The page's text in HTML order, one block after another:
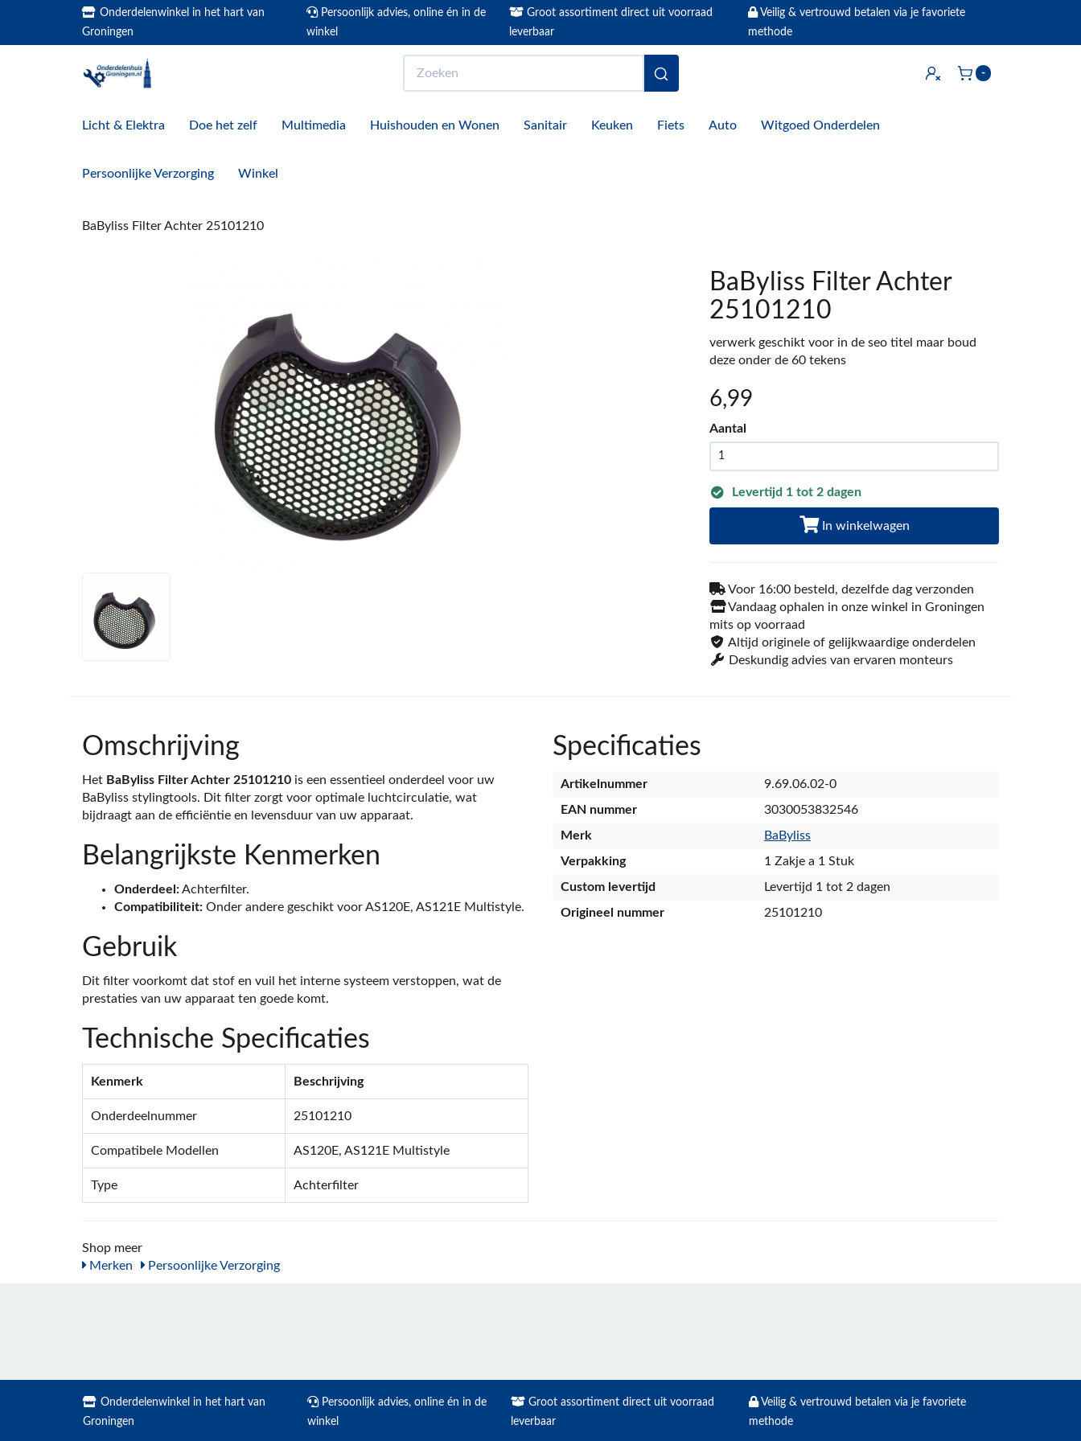
Onderdelenwinkel in het hart van
Groningen
Persoonlijk advies, online én in de
winkel
Groot assortiment direct uit voorraad
leverbaar
Veilig & vertrouwd betalen via je favoriete
methode
Inloggen -
Licht & Elektra Doe het zelf Multimedia Huishouden en Wonen Sanitair Keuken Fiets Auto Witgoed Onderdelen
Persoonlijke Verzorging Winkel
BaByliss Filter Achter 25101210
BaByliss Filter Achter
25101210
verwerk geschikt voor in de seo titel maar boud
deze onder de 60 tekens
6,99
Aantal
Levertijd 1 tot 2 dagen
In winkelwagen
Voor 16:00 besteld, dezelfde dag verzonden
Vandaag ophalen in onze winkel in Groningen
mits op voorraad
Altijd originele of gelijkwaardige onderdelen
Deskundig advies van ervaren monteurs
Omschrijving
Het BaByliss Filter Achter 25101210 is een essentieel onderdeel voor uw
BaByliss stylingtools. Dit filter zorgt voor optimale luchtcirculatie, wat
bijdraagt aan de efficiëntie en levensduur van uw apparaat.
Belangrijkste Kenmerken
Onderdeel:Achterfilter.
Compatibiliteit: Onder andere geschikt voor AS120E, AS121E Multistyle.
Gebruik
Dit filter voorkomt dat stof en vuil het interne systeem verstoppen, wat de
prestaties van uw apparaat ten goede komt.
Technische Specificaties
Kenmerk Beschrijving
Onderdeelnummer 25101210
Compatibele Modellen AS120E, AS121E Multistyle
Type Achterfilter
Specificaties
Artikelnummer
9.69.06.02-0
EAN nummer
3030053832546
Merk
BaByliss
Verpakking
1 Zakje a 1 Stuk
Custom levertijd
Levertijd 1 tot 2 dagen
Origineel nummer
25101210
Shop meer
Merken
Persoonlijke Verzorging
Onderdelenwinkel in het hart van
Groningen
Persoonlijk advies, online én in de
winkel
Groot assortiment direct uit voorraad
leverbaar
Veilig & vertrouwd betalen via je favoriete
methode